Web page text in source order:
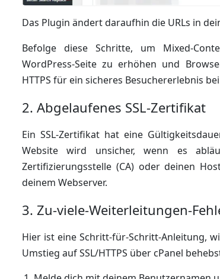
Das Plugin ändert daraufhin die URLs in
Befolge diese Schritte, um Mixed-
WordPress-Seite zu erhöhen und
HTTPS für ein sicheres Besuchererlebnis
2. Abgelaufenes SSL-Zertifikat
Ein SSL-Zertifikat hat eine
Website wird unsicher, wenn es
Zertifizierungsstelle (CA) oder deinen
deinem Webserver.
3. Zu-viele-Weiterleitungen-
Hier ist eine Schritt-für-Schritt-Anleitung,
Umstieg auf SSL/HTTPS über cPanel